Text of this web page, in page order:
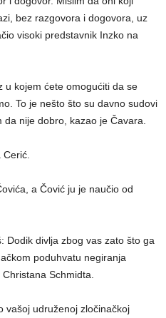
bez razgovora i dogovora, uz
visoki predstavnik Inzko na
u kojem ćete omogućiti da se
To je nešto što su davno sudovi
da nije dobro, kazao je Čavara.
Cerić.
a Čović ju je naučio od
Dodik divlja zbog vas zato što ga
poduhvatu negiranja
Schmidta.
vašoj udruženoj zločinačkoj